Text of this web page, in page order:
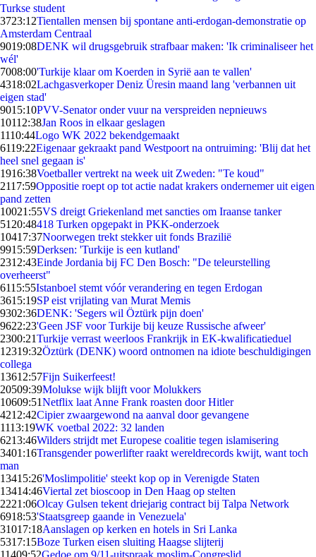
Turkse student
3723:12Tientallen mensen bij spontane anti-erdogan-demonstratie op
Amsterdam Centraal
9019:08DENK wil drugsgebruik strafbaar maken: 'Ik criminaliseer het
wél'
7008:00'Turkije klaar om Koerden in Syrië aan te vallen'
4318:02Lachgasverkoper Deniz Üresin maand lang 'verbannen uit
eigen stad'
9015:10PVV-Senator onder vuur na verspreiden nepnieuws
10112:38Jan Roos in elkaar geslagen
1110:44Logo WK 2022 bekendgemaakt
6119:22Eigenaar gekraakt pand Westpoort na ontruiming: 'Blij dat het
heel snel gegaan is'
1916:38Voetballer vertrekt na week uit Zweden: "Te koud"
2117:59Oppositie roept op tot actie nadat krakers ondernemer uit eigen
pand zetten
10021:55VS dreigt Griekenland met sancties om Iraanse tanker
51 20:48418 Turken opgepakt in PKK-onderzoek
10417:37Noorwegen trekt stekker uit fonds Brazilië
9915:59Derksen: 'Turkije is een kutland'
2312:43Einde Jordania bij FC Den Bosch: "De teleurstelling
overheerst"
6115:55Istanboel stemt vóór verandering en tegen Erdogan
3615:19SP eist vrijlating van Murat Memis
9302:36DENK: 'Segers wil Öztürk pijn doen'
9622:23'Geen JSF voor Turkije bij keuze Russische afweer'
2300:21Turkije verrast weerloos Frankrijk in EK-kwalificatieduel
12319:32Öztürk (DENK) woord ontnomen na idiote beschuldigingen
collega
13612:57Fijn Suikerfeest!
20509:39Molukse wijk blijft voor Molukkers
10609:51Netflix laat Anne Frank roasten door Hitler
4212:42Cipier zwaargewond na aanval door gevangene
1113:19WK voetbal 2022: 32 landen
6213:46Wilders strijdt met Europese coalitie tegen islamisering
3401:16Transgender powerlifter raakt wereldrecords kwijt, want toch
man
13415:26'Moslimpolitie' steekt kop op in Verenigde Staten
13414:46Viertal zet bioscoop in Den Haag op stelten
2221:06Olcay Gulsen tekent driejarig contract bij Talpa Network
6918:53'Staatsgreep gaande in Venezuela'
31017:18Aanslagen op kerken en hotels in Sri Lanka
5317:15Boze Turken eisen sluiting Haagse slijterij
11409:52Gedoe om 9/11-uitspraak moslim-Congreslid